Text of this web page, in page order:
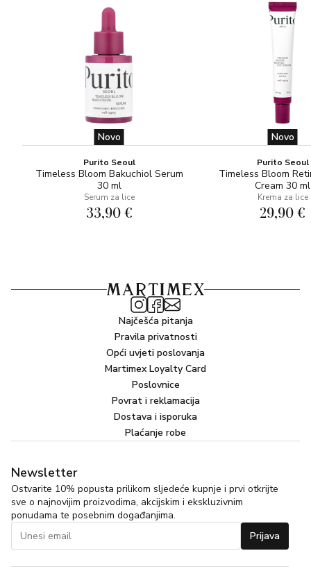
skvalan, koji je sadržan u formuli s 97%** sastojaka
prirodnog podrijetla.
Kao savršen prvi korak u vašoj hidratacijskoj rutini, uživajte i
u njenom cvjetnom mirisu koji opušta um.
*u usporedbi s prethodnom formulom
** preostalih 3% doprinosi učinkovitosti formule,
senzornoj privlačnosti i stabilnosti
Novo
Purito Seoul
Timeless Bloom Bakuchiol Serum
30 ml
Serum za lice
33,90 €
Novo
Purito Seoul
Timeless Bloom
Cream 30 ml
Krema za lice
29,90 €
Najčešća pitanja
Pravila privatnosti
Opći uvjeti poslovanja
Martimex Loyalty Card
Poslovnice
Povrat i reklamacija
Dostava i isporuka
Plaćanje robe
Newsletter
Ostvarite 10% popusta prilikom sljedeće kupnje i prvi otkrijte
sve o najnovijim proizvodima, akcijskim i ekskluzivnim
ponudama te posebnim događanjima.
Prijava